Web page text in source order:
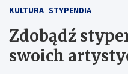
KULTURA STYPENDIA
Zdobądź
swoich